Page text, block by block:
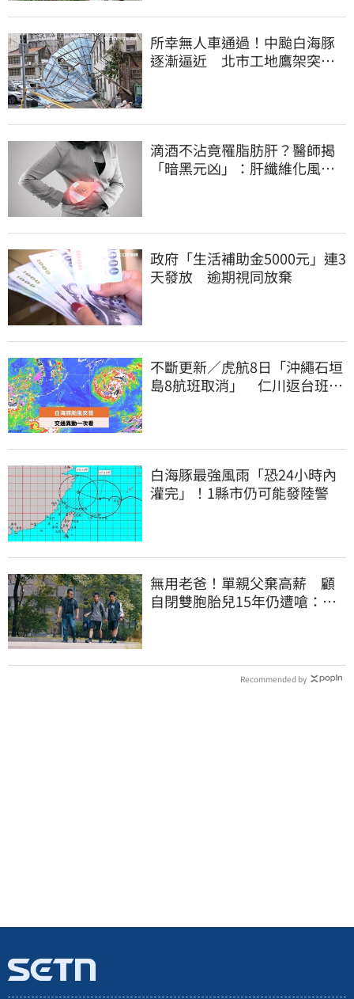
所幸無人車通過！中颱白海豚
逐漸逼近 北市工地鷹架突倒
滴酒不沾竟罹脂肪肝？醫師揭
「暗黑元凶」：肝纖維化風險
政府「生活補助金5000元」連3
天發放 逾期視同放棄
不斷更新／虎航8日「沖繩石垣
島8航班取消」 仁川返台班機
白海豚最強風雨「恐24小時內
灌完」！1縣市仍可能發陸警
無用老爸！單親父棄高薪 顧
自閉雙胞胎兒15年仍遭嗆：怎
Recommended by